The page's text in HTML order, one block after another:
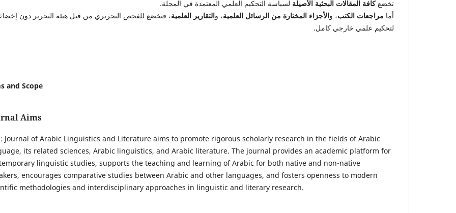
تخضعكافة المقالات البحثية الأصيلة لسياسة التحكيم العلمي المعتمدة في المجلة.
أما مراجعات الكتب، والأجزاء المختارة من الرسائل العلمية، والتقارير العلمية، فتخضع للفحص التحريري من قبل هيئة التحرير دون
لتحكيم علمي خارجي كامل.
and Scope
Aims
Journal of Arabic Linguistics and Literature aims to promote rigorous scholarly research in the fields of Arabic
its related sciences, Arabic linguistics, and Arabic literature. The journal provides an academic platform for
linguistic studies, supports the teaching and learning of Arabic for both native and non-native
encourages comparative studies between Arabic and other languages, and fosters openness to modern
methodologies and interdisciplinary approaches in linguistic and literary research.